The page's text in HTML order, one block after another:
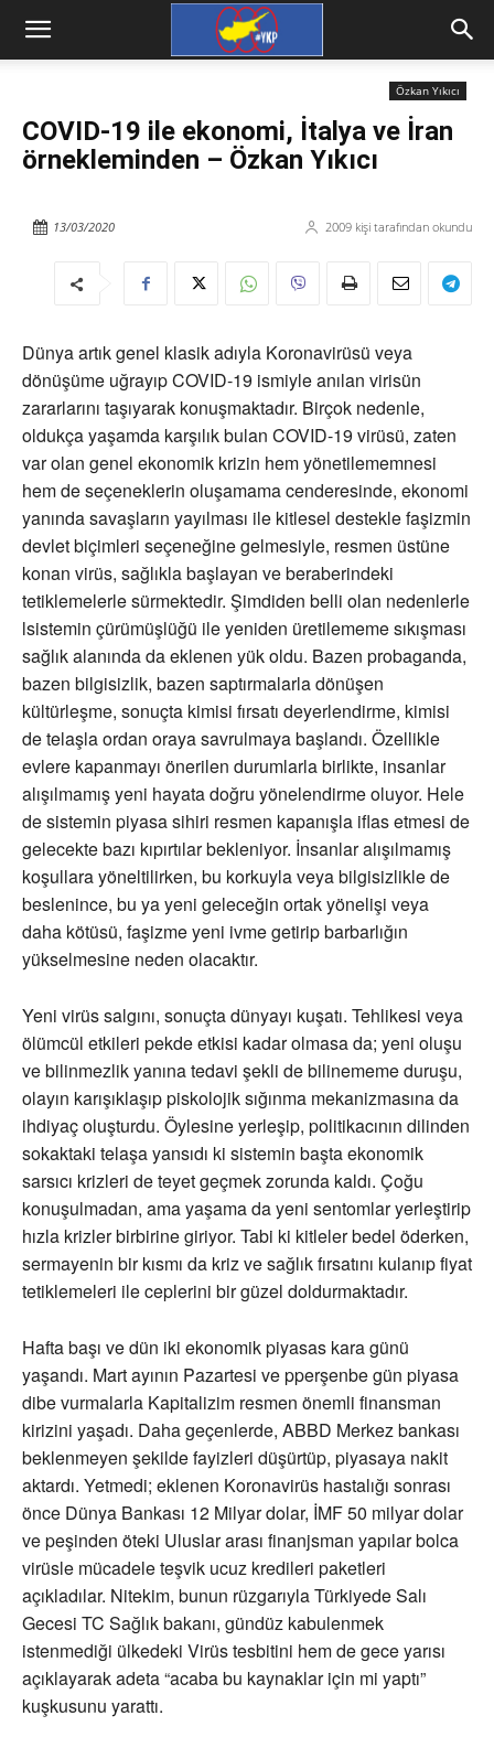
Özkan Yıkıcı
COVID-19 ile ekonomi, İtalya ve İran
örnekleminden – Özkan Yıkıcı
2009 kişi tarafından okundu
13/03/2020
Dünya artık genel klasik adıyla Koronavirüsü veya
dönüşüme uğrayıp COVID-19 ismiyle anılan virisün
zararlarını taşıyarak konuşmaktadır. Birçok nedenle,
oldukça yaşamda karşılık bulan COVID-19 virüsü, zaten
var olan genel ekonomik krizin hem yönetilememnesi
hem de seçeneklerin oluşamama cenderesinde, ekonomi
yanında savaşların yayılması ile kitlesel destekle faşizmin
devlet biçimleri seçeneğine gelmesiyle, resmen üstüne
konan virüs, sağlıkla başlayan ve beraberindeki
tetiklemelerle sürmektedir. Şimdiden belli olan nedenlerle
lsistemin çürümüşlüğü ile yeniden üretilememe sıkışması
sağlık alanında da eklenen yük oldu. Bazen probaganda,
bazen bilgisizlik, bazen saptırmalarla dönüşen
kültürleşme, sonuçta kimisi fırsatı deyerlendirme, kimisi
de telaşla ordan oraya savrulmaya başlandı. Özellikle
evlere kapanmayı önerilen durumlarla birlikte, insanlar
alışılmamış yeni hayata doğru yönelendirme oluyor. Hele
de sistemin piyasa sihiri resmen kapanışla iflas etmesi de
gelecekte bazı kıpırtılar bekleniyor. İnsanlar alışılmamış
koşullara yöneltilirken, bu korkuyla veya bilgisizlikle de
beslenince, bu ya yeni geleceğin ortak yönelişi veya
daha kötüsü, faşizme yeni ivme getirip barbarlığın
yükselmesine neden olacaktır.
Yeni virüs salgını, sonuçta dünyayı kuşatı. Tehlikesi veya
ölümcül etkileri pekde etkisi kadar olmasa da; yeni oluşu
ve bilinmezlik yanına tedavi şekli de bilinememe duruşu,
olayın karışıklaşıp piskolojik sığınma mekanizmasına da
ihdiyaç oluşturdu. Öylesine yerleşip, politikacının dilinden
sokaktaki telaşa yansıdı ki sistemin başta ekonomik
sarsıcı krizleri de teyet geçmek zorunda kaldı. Çoğu
konuşulmadan, ama yaşama da yeni sentomlar yerleştirip
hızla krizler birbirine giriyor. Tabi ki kitleler bedel öderken,
sermayenin bir kısmı da kriz ve sağlık fırsatını kulanıp fiyat
tetiklemeleri ile ceplerini bir güzel doldurmaktadır.
Hafta başı ve dün iki ekonomik piyasas kara günü
yaşandı. Mart ayının Pazartesi ve pperşenbe gün piyasa
dibe vurmalarla Kapitalizim resmen önemli finansman
kirizini yaşadı. Daha geçenlerde, ABBD Merkez bankası
beklenmeyen şekilde fayizleri düşürtüp, piyasaya nakit
aktardı. Yetmedi; eklenen Koronavirüs hastalığı sonrası
önce Dünya Bankası 12 Milyar dolar, İMF 50 milyar dolar
ve peşinden öteki Uluslar arası finanjsman yapılar bolca
virüsle mücadele teşvik ucuz kredileri paketleri
açıkladılar. Nitekim, bunun rüzgarıyla Türkiyede Salı
Gecesi TC Sağlık bakanı, gündüz kabulenmek
istenmediği ülkedeki Virüs tesbitini hem de gece yarısı
açıklayarak adeta “acaba bu kaynaklar için mi yaptı”
kuşkusunu yarattı.